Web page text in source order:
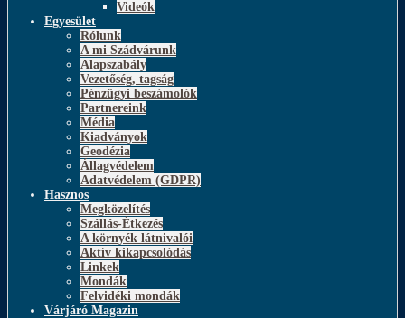
Videók
Egyesület
Rólunk
A mi Szádvárunk
Alapszabály
Vezetőség, tagság
Pénzügyi beszámolók
Partnereink
Média
Kiadványok
Geodézia
Állagvédelem
Adatvédelem (GDPR)
Hasznos
Megközelítés
Szállás-Étkezés
A környék látnivalói
Aktív kikapcsolódás
Linkek
Mondák
Felvidéki mondák
Várjáró Magazin